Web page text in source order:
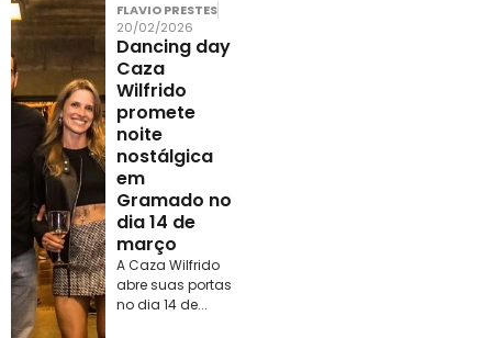
FLAVIO PRESTES
20/02/2026
Dancing day
Caza
Wilfrido
promete
noite
nostálgica
em
Gramado no
dia 14 de
março
A Caza Wilfrido
abre suas portas
no dia 14 de...